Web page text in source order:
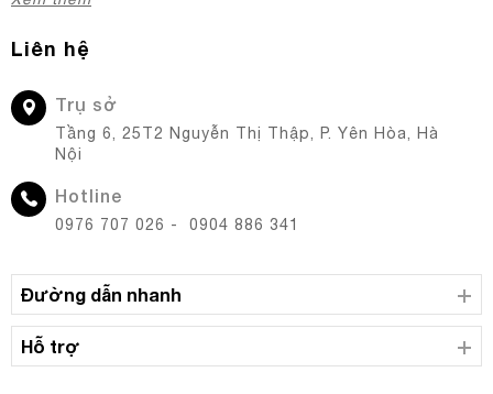
Liên hệ
Trụ sở
Tầng 6, 25T2 Nguyễn Thị Thập, P. Yên Hòa, Hà
Nội
Hotline
0976 707 026 - 0904 886 341
Đường dẫn nhanh
Hỗ trợ